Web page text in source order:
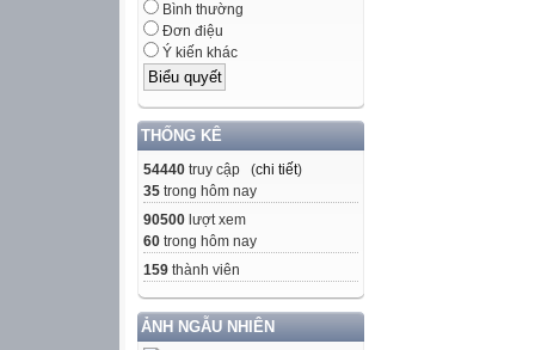
Bình thường
Đơn điệu
Ý kiến khác
THỐNG KÊ
54440 truy cập (chi tiết)
35 trong hôm nay
90500 lượt xem
60 trong hôm nay
159 thành viên
ẢNH NGẪU NHIÊN